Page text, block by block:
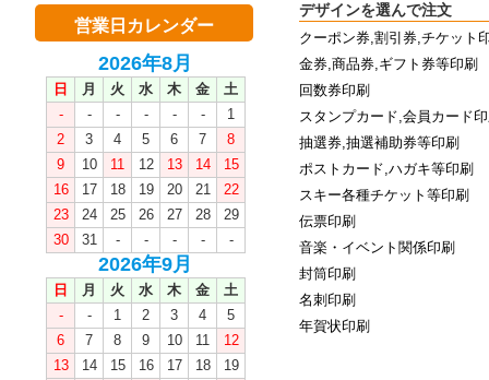
営業日カレンダー
2026年8月
日 月 火 水 木 金
土
-
- - - - -
1
2
3 4 5 6 7
8
9
10 11 12 13 14
15
16
17 18 19 20 21
22
23
24 25 26 27 28
29
30
31 - - - - -
2026年9月
日 月 火 水 木 金
土
-
- 1 2 3 4
5
6
7 8 9 10 11
12
13
14 15 16 17 18
19
デザインを選んで注文
クーポン券,割引券,チケット
金券,商品券,ギフト券等印刷
回数券印刷
スタンプカード,会員カード
抽選券,抽選補助券等印刷
ポストカード,ハガキ等印刷
スキー各種チケット等印刷
伝票印刷
音楽・イベント関係印刷
封筒印刷
名刺印刷
年賀状印刷